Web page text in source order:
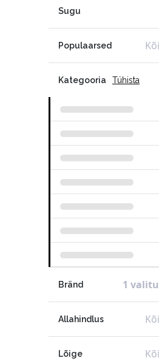
Sugu
Populaarsed
Kategooria Tühista
Bränd 1
Allahindlus
Lõige